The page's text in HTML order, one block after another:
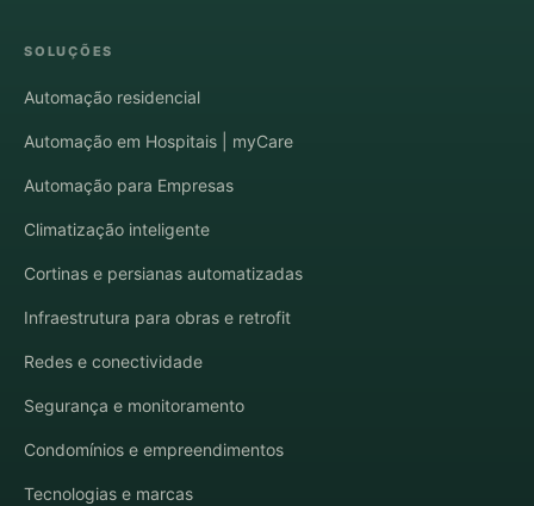
SOLUÇÕES
Automação residencial
Automação em Hospitais | myCare
Automação para Empresas
Climatização inteligente
Cortinas e persianas automatizadas
Infraestrutura para obras e retrofit
Redes e conectividade
Segurança e monitoramento
Condomínios e empreendimentos
Tecnologias e marcas